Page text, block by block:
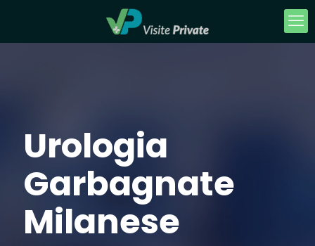
Urologia
Garbagnate
Milanese